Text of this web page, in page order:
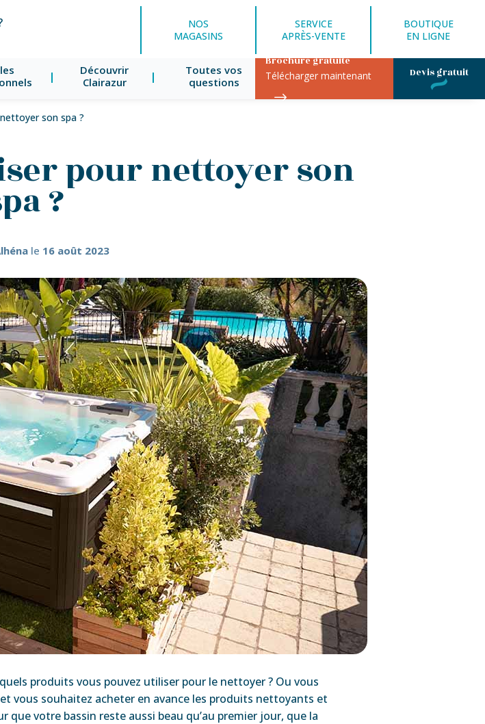
NOS
MAGASINS
SERVICE
APRÈS-VENTE
BOUTIQUE
EN LIGNE
Découvrir
Clairazur
Toutes vos
questions
Brochure gratuite
Télécharger maintenant Devis gratuit
son spa ?
pour nettoyer son
?
le 16 août 2023
produits vous pouvez utiliser pour le nettoyer ? Ou vous
vous souhaitez acheter en avance les produits nettoyants et
votre bassin reste aussi beau qu’au premier jour, que la